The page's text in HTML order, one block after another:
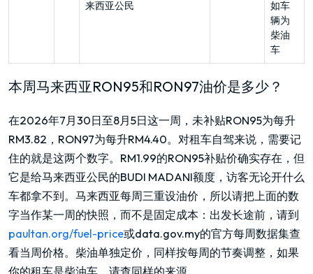
来西亚公民
如车
辆为
柴油
车
本周马来西亚RON95和RON97油价是多少？
在2026年7月30日至8月5日这一周，未补贴RON95为每升
RM3.82，RON97为每升RM4.40。对租车自驾来说，需要记
住的就是这两个数字。RM1.99的RON95补贴价确实存在，但
它是给马来西亚公民的BUDI MADANI额度，访客无论开什么
车都拿不到。马来西亚每周三重设油价，所以请把上面的数
字当作某一周的快照，而不是固定成本：出发长途前，请到
paultan.org/fuel-price或data.gov.my的官方每周数据集查
看当周价格。柴油单独定价，同样按每周的节奏调整，如果